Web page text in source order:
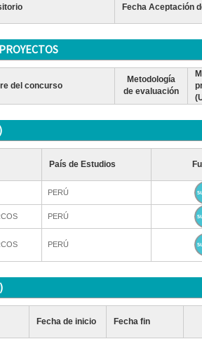
Fecha Aceptación
del concurso
Metodología
de evaluación
País de Estudios
PERÚ
PERÚ
PERÚ
Fecha de inicio Fecha fin